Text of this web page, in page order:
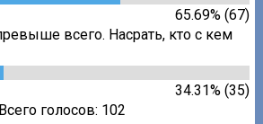
65.69% (67)
всего. Насрать, кто с кем
34.31% (35)
Всего голосов: 102